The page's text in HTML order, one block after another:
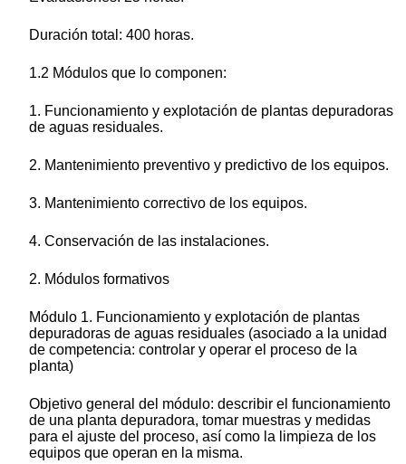
Duración total: 400 horas.
1.2 Módulos que lo componen:
1. Funcionamiento y explotación de plantas depuradoras
de aguas residuales.
2. Mantenimiento preventivo y predictivo de los equipos.
3. Mantenimiento correctivo de los equipos.
4. Conservación de las instalaciones.
2. Módulos formativos
Módulo 1. Funcionamiento y explotación de plantas
depuradoras de aguas residuales (asociado a la unidad
de competencia: controlar y operar el proceso de la
planta)
Objetivo general del módulo: describir el funcionamiento
de una planta depuradora, tomar muestras y medidas
para el ajuste del proceso, así como la limpieza de los
equipos que operan en la misma.